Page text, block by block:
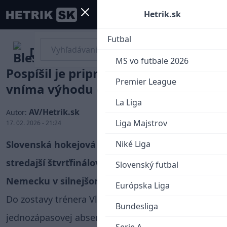
Mobile menu
Hetrik.sk
Futbal
MS vo futbale 2026
Premier League
La Liga
Liga Majstrov
Niké Liga
Slovenský futbal
Európska Liga
Bundesliga
Dobrá správa pred štvrťfinále:
Pospíšil je pripravený nastúpiť,
vníma výhodu oddychu
Autor: AV/Hetrik.sk
17. 02. 2026 - 21:24
Slovenská hokejová reprezentácia nastúpi na
stredajší štvrťfinálový duel ZOH 2026 proti
Nemecku v silnejšom zložení.
Do zostavy trénera Vladimíra Országha sa po
jednozápasovej absencii vracia útočník Martin